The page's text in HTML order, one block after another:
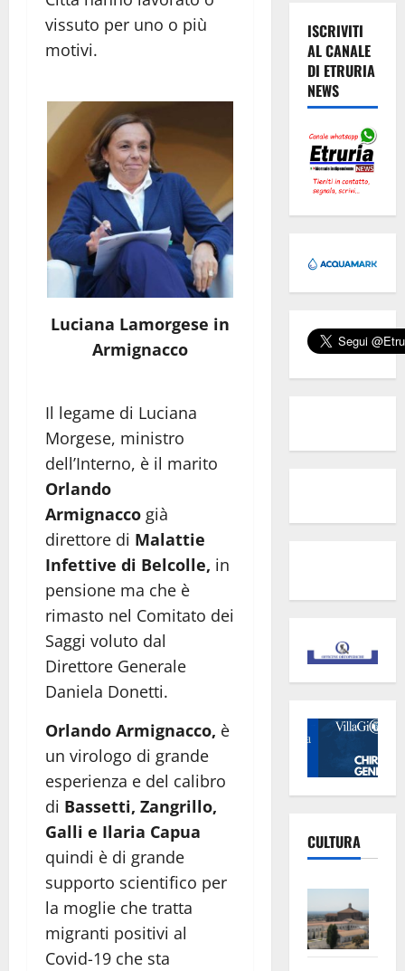
vissuto per uno o più
motivi.
Luciana Lamorgese in
Armignacco
Il legame di Luciana
Morgese, ministro
dell’Interno, è il marito
Orlando
Armignacco già
direttore di Malattie
Infettive di Belcolle, in
pensione ma che è
rimasto nel Comitato dei
Saggi voluto dal
Direttore Generale
Daniela Donetti.
Orlando Armignacco, è
un virologo di grande
esperienza e del calibro
di Bassetti, Zangrillo,
Galli e Ilaria Capua
quindi è di grande
supporto scientifico per
la moglie che tratta
migranti positivi al
Covid-19 che sta
ISCRIVITI
AL CANALE
DI ETRURIA
NEWS
CULTURA